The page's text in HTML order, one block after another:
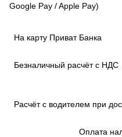
Google Pay / Apple Pay)
На карту Приват Банка
Безналичный расчёт с НДС
Расчёт с водителем при
Оплата наличными